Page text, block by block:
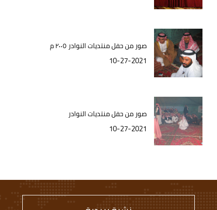
صور من حفل منتديات النوادر ٢٠٠٥ م
10-27-2021
صور من حفل منتديات النوادر
10-27-2021